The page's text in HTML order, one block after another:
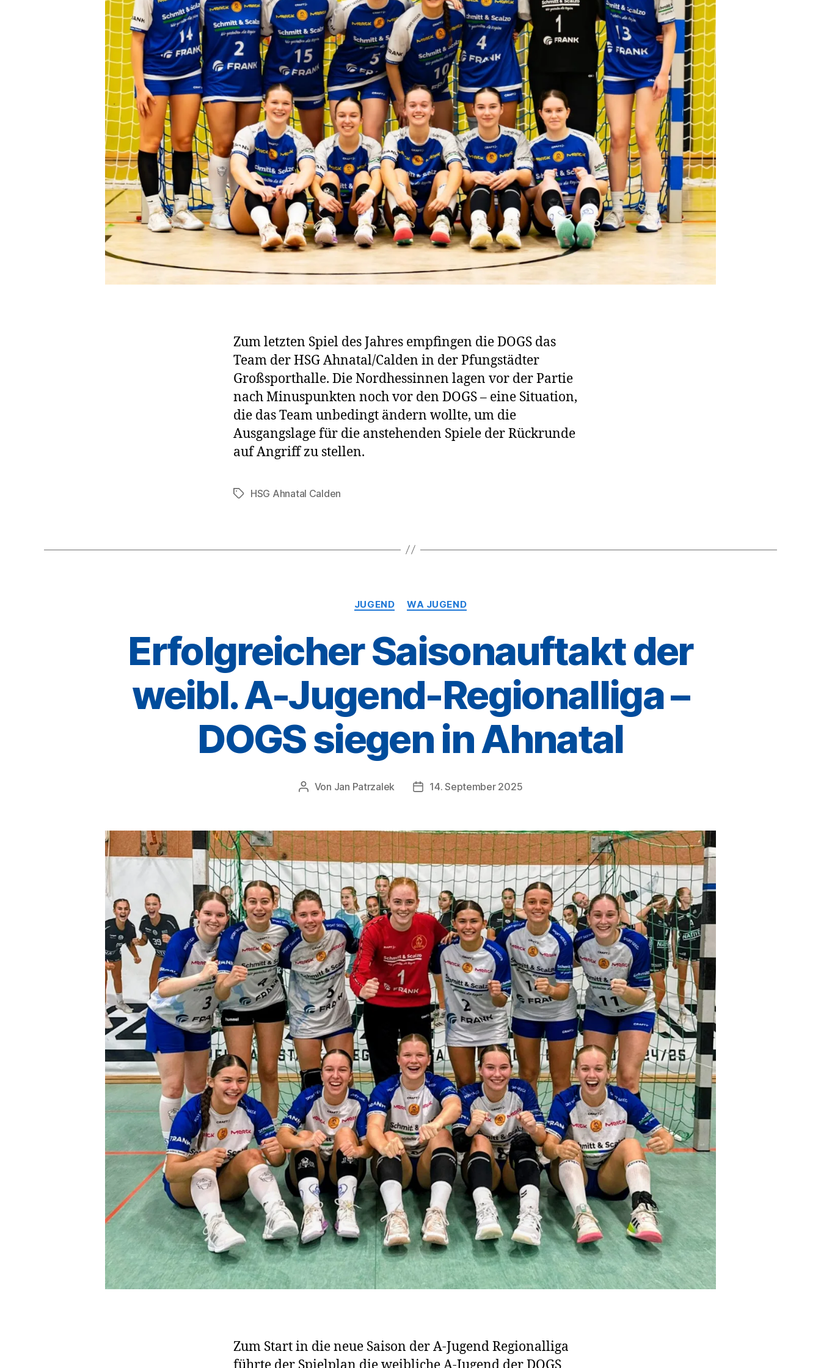
Zum letzten Spiel des Jahres empfingen die DOGS das
Team der HSG Ahnatal/Calden in der Pfungstädter
Großsporthalle. Die Nordhessinnen lagen vor der Partie
nach Minuspunkten noch vor den DOGS – eine Situation,
die das Team unbedingt ändern wollte, um die
Ausgangslage für die anstehenden Spiele der Rückrunde
auf Angriff zu stellen.
Schlagwörter
HSG Ahnatal Calden
Kategorien
JUGEND WA JUGEND
Erfolgreicher Saisonauftakt der
weibl. A-Jugend-Regionalliga –
DOGS siegen in Ahnatal
Beitragsautor
Von Jan Patrzalek Veröffentlichungsdatum
14. September 2025
Zum Start in die neue Saison der A-Jugend Regionalliga